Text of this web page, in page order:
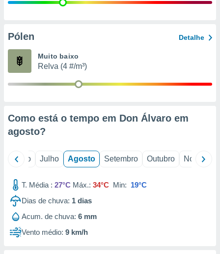
e
de
Pólen Detalhe
Muito baixo
Relva (4 #/m³)
Como está o tempo em Don Álvaro em
agosto?
Junho Julho Agosto Setembro Outubro Novembro
T. Média : 27°C Máx.: 34°C Min: 19°C
Dias de chuva: 1 dias
Acum. de chuva: 6 mm
Vento médio: 9 km/h